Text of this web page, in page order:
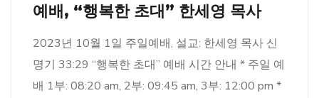
예배, “행복한 초대” 한세영 목사
2023년 10월 1일 주일예배, 설교: 한세영 목사 신
명기 33:29 “행복한 초대” 예배 시간 안내 * 주일 예
배 1부: 08:20 am, 2부: 09:45 am, 3부: 12:00 pm *